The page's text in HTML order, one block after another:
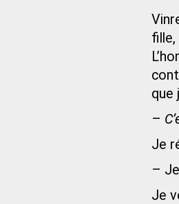
fille,
que
–
Je
–
Je